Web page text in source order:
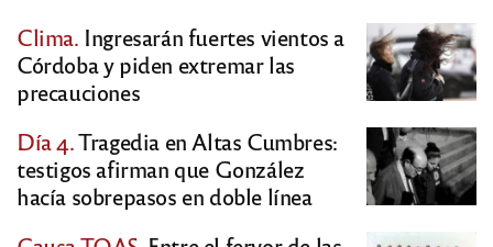
Clima. Ingresarán fuertes vientos a
Córdoba y piden extremar las
precauciones
Día 4.Tragedia en Altas Cumbres:
testigos afirman que González
hacía sobrepasos en doble línea